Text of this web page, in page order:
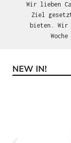
Wir lieben
Ziel
bieten. Wir
Produktgalerie
NEW IN!